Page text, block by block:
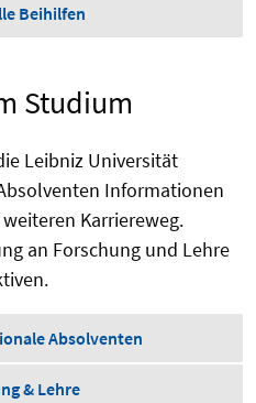
Beihilfen
Studium
Leibniz Universität
Informationen
Karriereweg.
an Forschung und Lehre
Absolventen
& Lehre